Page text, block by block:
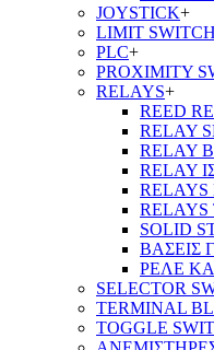
JOYSTICK+
LIMIT SWITCH
PLC+
PROXIMITY
RELAYS+
REED
RELAY
RELAY
RELAY
SOLID
ΒΑΣΕΙΣ
ΡΕΛΕ
SELECTOR
TERMINAL
TOGGLE